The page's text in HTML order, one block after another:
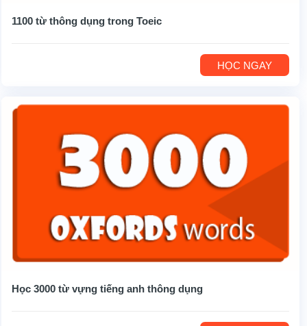
1100 từ thông dụng trong Toeic
HỌC NGAY
Học 3000 từ vựng tiếng anh thông dụng